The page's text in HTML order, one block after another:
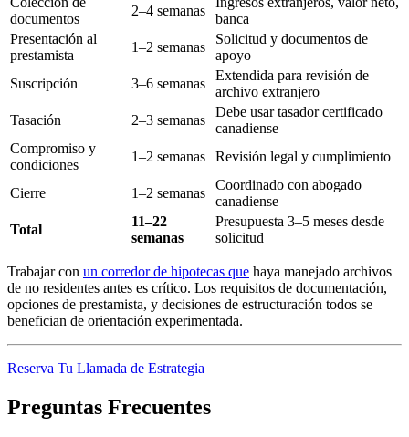
documentos
2–4 semanas
banca
Presentación al
prestamista
1–2 semanas
Solicitud y documentos de
apoyo
Suscripción
3–6 semanas
Extendida para revisión de
archivo extranjero
Tasación
2–3 semanas
Debe usar tasador certificado
canadiense
Compromiso y
condiciones
1–2 semanas Revisión legal y cumplimiento
Cierre 1–2 semanas
Coordinado con abogado
canadiense
Total
11–22
semanas
Presupuesta 3–5 meses desde
solicitud
Trabajar con un corredor de hipotecas que haya manejado archivos
de no residentes antes es crítico. Los requisitos de documentación,
opciones de prestamista, y decisiones de estructuración todos se
benefician de orientación experimentada.
Reserva Tu Llamada de Estrategia
Preguntas Frecuentes